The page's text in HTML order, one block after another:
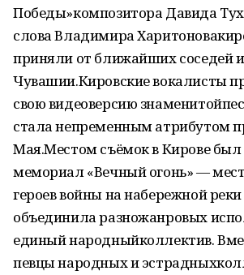
Победы»композитора Давида
слова Владимира
приняли от ближайших соседей
Чувашии.Кировские вокалисты
свою видеоверсию
стала непременным атрибутом
Мая.Местом съёмок в Кирове
мемориал «Вечный огонь» —
героев войны на набережной
объединила разножанровых
единый народныйколлектив.
певцы народных и